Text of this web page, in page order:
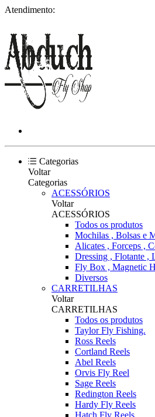
Atendimento:
Categorias
Voltar
Categorias
ACESSÓRIOS
Voltar
ACESSÓRIOS
Todos os produtos
Mochilas , Bolsas e
Alicates , Forceps ,
Dressing , Flotante ,
Fly Box , Magnetic
Diversos
CARRETILHAS
Voltar
CARRETILHAS
Todos os produtos
Taylor Fly Fishing.
Ross Reels
Cortland Reels
Abel Reels
Orvis Fly Reel
Sage Reels
Redington Reels
Hardy Fly Reels
Hatch Fly Reels